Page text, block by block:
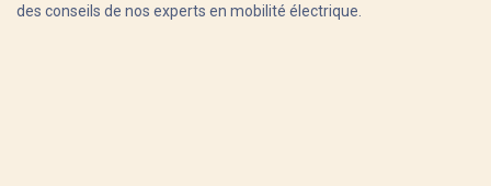
des conseils de nos experts en mobilité électrique.